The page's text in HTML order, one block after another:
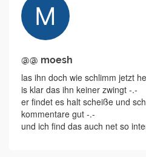
@@ moesh
las ihn doch wie schlimm jetzt
is klar das ihn keiner zwingt -.-
er findet es halt scheiße und
kommentare gut -.-
und ich find das auch net so